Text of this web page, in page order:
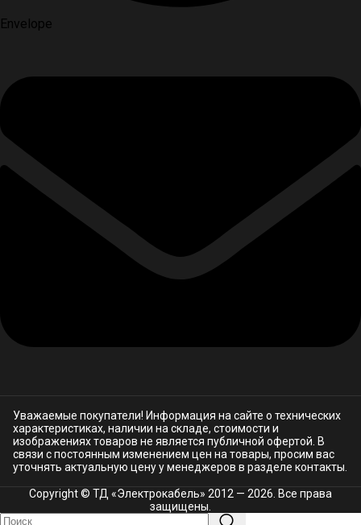
Envelope
Уважаемые покупатели! Информация на сайте о технических
характеристиках, наличии на складе, стоимости и
изображениях товаров не является публичной офертой. В
связи с постоянным изменением цен на товары, просим вас
уточнять актуальную цену у менеджеров в разделе контакты.
Copyright © ТД «Электрокабель»​ 2012 — 2026. Все права
защищены.